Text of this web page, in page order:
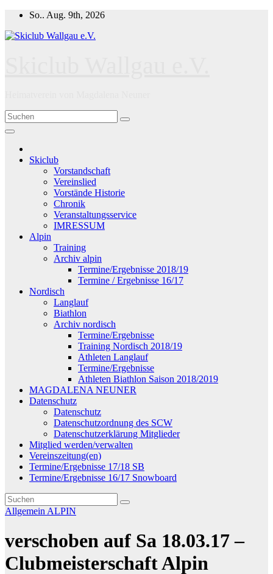
Zum
springen
So.. Aug. 9th, 2026
Skiclub
Vorstandschaft
Vereinslied
Vorstände Historie
Chronik
Veranstaltungsservice
IMRESSUM
Alpin
Training
Archiv alpin
Termine/Ergebnisse 2018/19
Termine / Ergebnisse 16/17
Nordisch
Langlauf
Biathlon
Archiv nordisch
Termine/Ergebnisse
Training Nordisch 2018/19
Athleten Langlauf
Termine/Ergebnisse
Athleten Biathlon Saison 2018/2019
MAGDALENA NEUNER
Datenschutz
Datenschutz
Datenschutzordnung des SCW
Datenschutzerklärung Mitglieder
Mitglied werden/verwalten
Vereinszeitung(en)
Termine/Ergebnisse 17/18 SB
Termine/Ergebnisse 16/17 Snowboard
Allgemein ALPIN
verschoben auf Sa 18.03.17 –
Clubmeisterschaft Alpin